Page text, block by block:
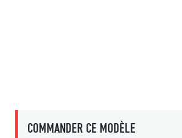
COMMANDER CE MODÈLE